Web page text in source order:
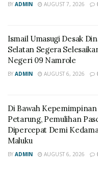
BY ADMIN AUGUST 7, 2026
Ismail Umasugi Desak
Selatan Segera
Negeri 09 Namrole
BY ADMIN AUGUST 6, 2026
Di Bawah
Petarung, Pemulihan
Dipercepat Demi
Maluku
BY ADMIN AUGUST 6, 2026